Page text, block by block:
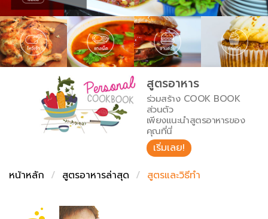
Top Foodie
สารพันก้นครัว
เคล็ดลับน่ารู้
เปรียบเทียบหน่วยการตวง
เปรียบเทียบอุณหภูมิ
เปรียบเทียบน้ำหนักวัตถุดิบ
FoodPedia
สร้าง Cookbook
สูตรอาหาร
ร่วมสร้าง COOK BOOK
ส่วนตัว
เพียงแนะนำสูตรอาหารของ
คุณที่นี่
เริ่มเลย!
หน้าหลัก
สูตรอาหารล่าสุด สูตรและวิธีทำ